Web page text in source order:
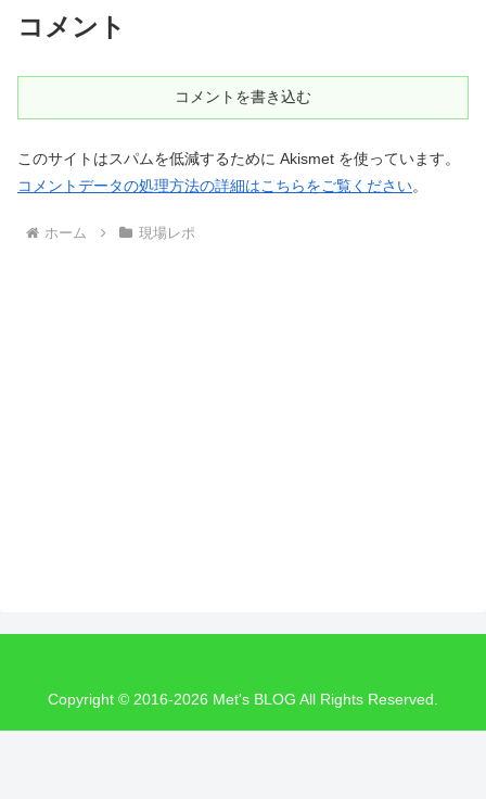
コメント
コメントを書き込む
このサイトはスパムを低減するために Akismet を使っています。
コメントデータの処理方法の詳細はこちらをご覧ください。
ホーム 現場レポ
Copyright © 2016-2026 Met's BLOG All Rights Reserved.